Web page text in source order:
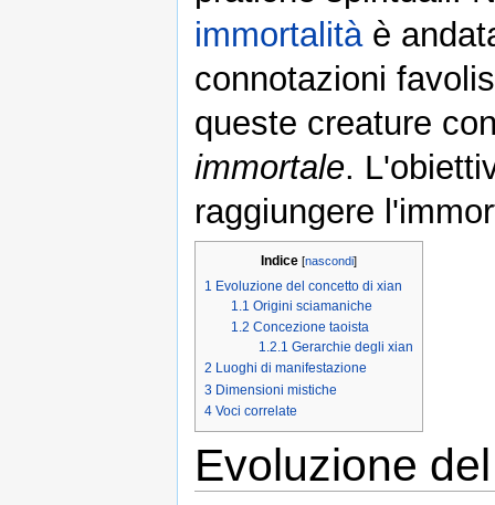
immortalitàè
connotazioni
queste creature
immortale.
raggiungere
Indice [nascondi]
1 Evoluzione del concetto di xian
1.1 Origini sciamaniche
1.2 Concezione taoista
1.2.1 Gerarchie degli xian
2 Luoghi di manifestazione
3 Dimensioni mistiche
4 Voci correlate
Evoluzione